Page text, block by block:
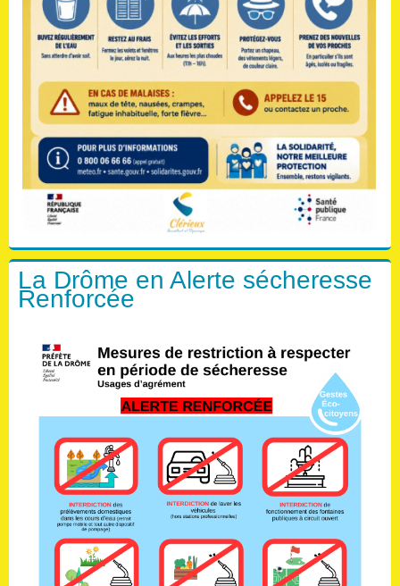
La Drôme en Alerte sécheresse
Renforcée